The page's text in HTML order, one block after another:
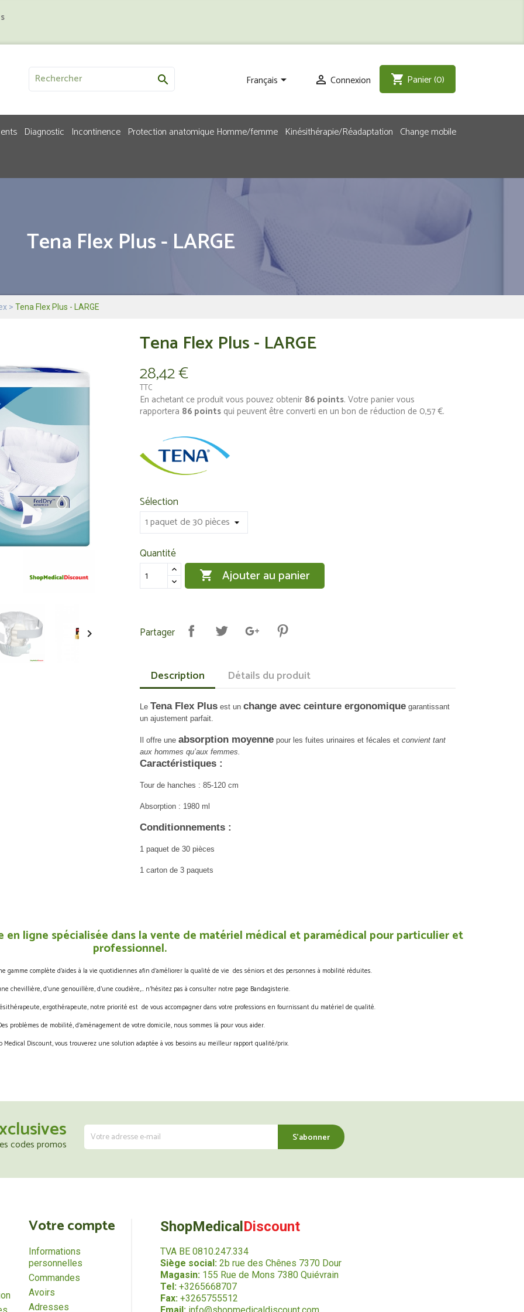
 Français  Connexion shopping_cart Panier(0)
Diagnostic Incontinence Protection anatomique Homme/femme Kinésithérapie/Réadaptation Change mobile
Tena Flex Plus - LARGE
Tena Flex Plus - LARGE

Tena Flex Plus - LARGE
28,42 €
TTC
En achetant ce produit vous pouvez obtenir 86 points. Votre panier vous
rapportera 86 points qui peuvent être converti en un bon de réduction de 0,57 €.
Sélection
Quantité
 Ajouter au panier
Partager
Description Détails du produit
Le Tena Flex Plus est un change avec ceinture ergonomique garantissant
un ajustement parfait.
Il offre une absorption moyenne pour les fuites urinaires et fécales et convient tant
aux hommes qu’aux femmes.
Caractéristiques :
Tour de hanches : 85-120 cm
Absorption : 1980 ml
Conditionnements :
1 paquet de 30 pièces
1 carton de 3 paquets
ligne spécialisée dans la vente de matériel médical et paramédical pour particulier et
professionnel.
gamme complète d’aides à la vie quotidiennes afin d’améliorer la qualité de vie des séniors et des personnes à mobilité réduites.
chevillière, d’une genouillère, d’une coudière,… n’hésitez pas à consulter notre page Bandagisterie.
ergothérapeute, notre priorité est de vous accompagner dans votre professions en fournissant du matériel de qualité.
problèmes de mobilité, d’aménagement de votre domicile, nous sommes là pour vous aider.
Medical Discount, vous trouverez une solution adaptée à vos besoins au meilleur rapport qualité/prix.
codes promos
Votre compte
Informations
personnelles
Commandes
Avoirs
Adresses
ShopMedical Discount
TVA BE 0810.247.334
Siège social:2b rue des Chênes 7370 Dour
Magasin:155 Rue de Mons 7380 Quiévrain
Tel: +3265668707
Fax: +3265755512